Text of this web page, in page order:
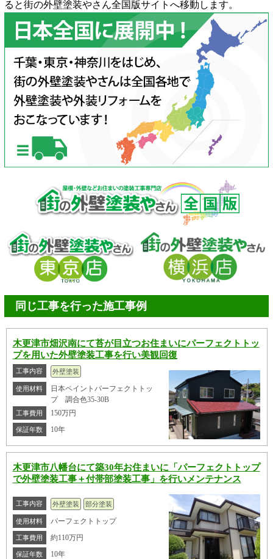
ると街の外壁塗装やさん全国版サイトへ移動します。
同じ工事を行った施工事例
木更津市畑沢南にて苔が目立つお住まいにパーフェクトトッ
プを用いた外壁塗装工事を行い美観回復
工事内容 外壁塗装
使用材料
日本ペイントパーフェクトトッ
プ 調合色35-30B
工事費用 150万円
保証年数 10年
木更津市八幡台にて築30年お住まいに「パーフェクトトップ
で外壁塗装工事＋付帯部塗装工事」を行いメンテナンス
工事内容 外壁塗装 部分塗装
使用材料 パーフェクトトップ
工事費用 約110万円
保証年数 10年